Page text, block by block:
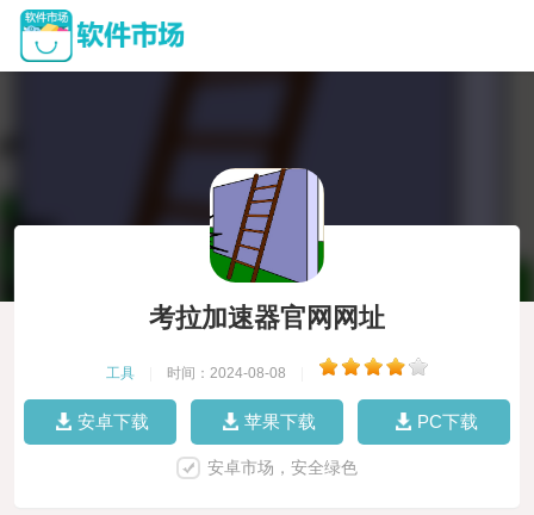
考拉加速器官网网址
工具 时间：2024-08-08
安卓下载 苹果下载 PC下载
安卓市场，安全绿色